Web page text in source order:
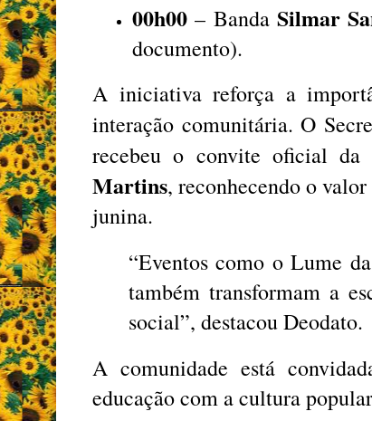
00h00 – Banda Silmar
documento).
A iniciativa reforça a
interação comunitária. O
recebeu o convite oficial
Martins, reconhecendo o
junina.
“Eventos como o Lume
também transformam a
social”, destacou Deodato.
A comunidade está
educação com a cultura